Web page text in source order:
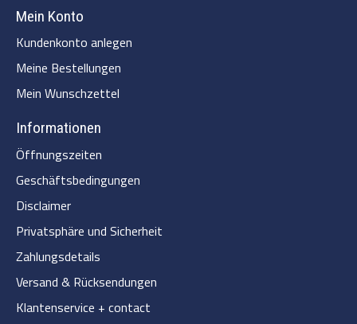
Mein Konto
Kundenkonto anlegen
Meine Bestellungen
Mein Wunschzettel
Informationen
Öffnungszeiten
Geschäftsbedingungen
Disclaimer
Privatsphäre und Sicherheit
Zahlungsdetails
Versand & Rücksendungen
Klantenservice + contact